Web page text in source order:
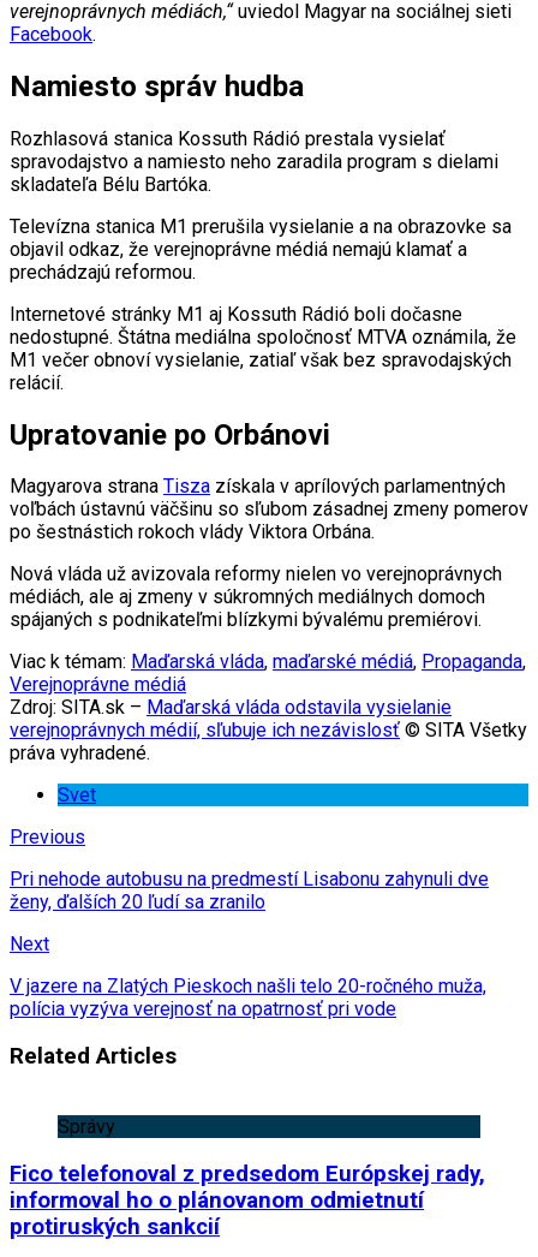
verejnoprávnych médiách,“uviedol Magyar na sociálnej sieti
Facebook.
Namiesto správ hudba
Rozhlasová stanica Kossuth Rádió prestala vysielať
spravodajstvo a namiesto neho zaradila program s dielami
skladateľa Bélu Bartóka.
Televízna stanica M1 prerušila vysielanie a na obrazovke sa
objavil odkaz, že verejnoprávne médiá nemajú klamať a
prechádzajú reformou.
Internetové stránky M1 aj Kossuth Rádió boli dočasne
nedostupné. Štátna mediálna spoločnosť MTVA oznámila, že
M1 večer obnoví vysielanie, zatiaľ však bez spravodajských
relácií.
Upratovanie po Orbánovi
Magyarova strana Tisza získala v aprílových parlamentných
voľbách ústavnú väčšinu so sľubom zásadnej zmeny pomerov
po šestnástich rokoch vlády Viktora Orbána.
Nová vláda už avizovala reformy nielen vo verejnoprávnych
médiách, ale aj zmeny v súkromných mediálnych domoch
spájaných s podnikateľmi blízkymi bývalému premiérovi.
Viac k témam: Maďarská vláda, maďarské médiá, Propaganda,
Verejnoprávne médiá
Zdroj: SITA.sk – Maďarská vláda odstavila vysielanie
verejnoprávnych médií, sľubuje ich nezávislosť © SITA Všetky
práva vyhradené.
Svet
Previous
Pri nehode autobusu na predmestí Lisabonu zahynuli dve
ženy, ďalších 20 ľudí sa zranilo
Next
V jazere na Zlatých Pieskoch našli telo 20-ročného muža,
polícia vyzýva verejnosť na opatrnosť pri vode
Related Articles
Správy
Fico telefonoval z predsedom Európskej rady,
informoval ho o plánovanom odmietnutí
protiruských sankcií